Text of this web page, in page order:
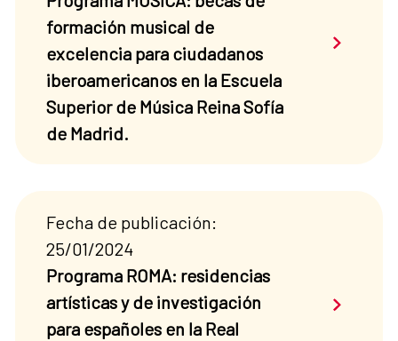
formación musical de
excelencia para ciudadanos
iberoamericanos en la Escuela
Superior de Música Reina Sofía
de Madrid.
Saber
Fecha de publicación:
25/01/2024
Programa ROMA: residencias
artísticas y de investigación
para españoles en la Real
Saber